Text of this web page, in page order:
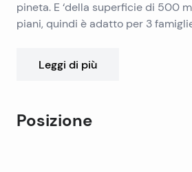
pineta. E ‘della superficie di 500
piani, quindi è adatto per 3
barche.
Leggi di più
Posizione